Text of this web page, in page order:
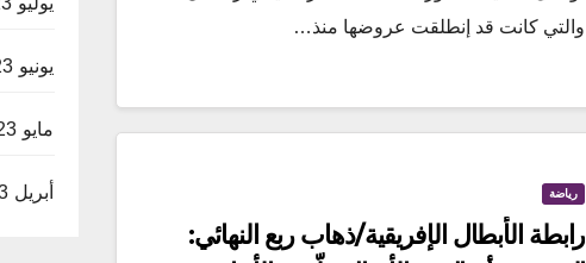
والتي كانت قد إنطلقت عروضها منذ…
رياضة
رابطة الأبطال الإفريقية/ذهاب ربع النهائي:
يونيو 2023
مايو 2023
أبريل 2023